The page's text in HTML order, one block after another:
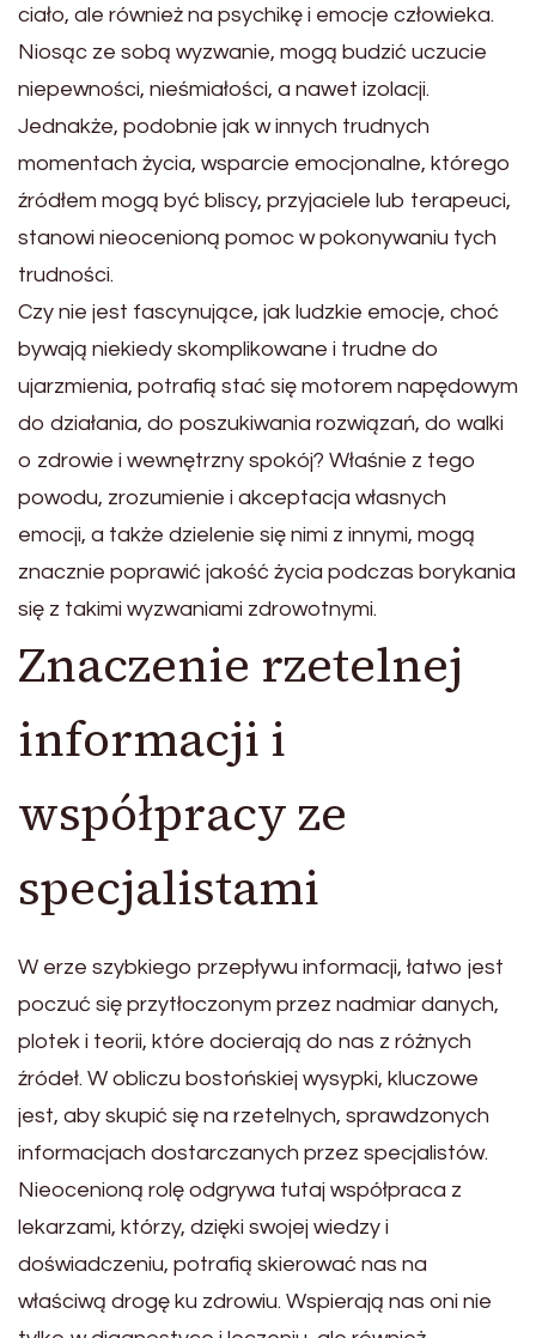
ciało, ale również na psychikę i emocje człowieka.
Niosąc ze sobą wyzwanie, mogą budzić uczucie
niepewności, nieśmiałości, a nawet izolacji.
Jednakże, podobnie jak w innych trudnych
momentach życia, wsparcie emocjonalne, którego
źródłem mogą być bliscy, przyjaciele lub terapeuci,
stanowi nieocenioną pomoc w pokonywaniu tych
trudności.
Czy nie jest fascynujące, jak ludzkie emocje, choć
bywają niekiedy skomplikowane i trudne do
ujarzmienia, potrafią stać się motorem napędowym
do działania, do poszukiwania rozwiązań, do walki
o zdrowie i wewnętrzny spokój? Właśnie z tego
powodu, zrozumienie i akceptacja własnych
emocji, a także dzielenie się nimi z innymi, mogą
znacznie poprawić jakość życia podczas borykania
się z takimi wyzwaniami zdrowotnymi.
Znaczenie rzetelnej
informacji i
współpracy ze
specjalistami
W erze szybkiego przepływu informacji, łatwo jest
poczuć się przytłoczonym przez nadmiar danych,
plotek i teorii, które docierają do nas z różnych
źródeł. W obliczu bostońskiej wysypki, kluczowe
jest, aby skupić się na rzetelnych, sprawdzonych
informacjach dostarczanych przez specjalistów.
Nieocenioną rolę odgrywa tutaj współpraca z
lekarzami, którzy, dzięki swojej wiedzy i
doświadczeniu, potrafią skierować nas na
właściwą drogę ku zdrowiu. Wspierają nas oni nie